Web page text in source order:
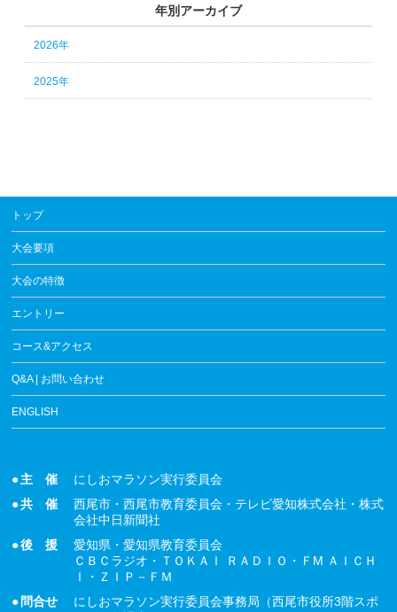
年別アーカイブ
2026年
2025年
トップ
大会要項
大会の特徴
エントリー
コース&アクセス
Q&A | お問い合わせ
ENGLISH
●主 催
にしおマラソン実行委員会
●共 催
西尾市・西尾市教育委員会・テレビ愛知株式会社・株式
会社中日新聞社
●後 援
愛知県・愛知県教育委員会
ＣＢＣラジオ・ＴＯＫＡＩ ＲＡＤＩＯ・ＦМ ＡＩＣＨ
Ｉ・ＺＩＰ－ＦＭ
● 問合せ
にしおマラソン実行委員会事務局（西尾市役所3階スポ